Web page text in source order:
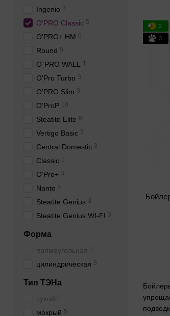
2
3
Ingenio 3
O'PRO Classic 5
O'PRO+ HM 6
Round 5
O`PRO WALL 1
O'Pro Turbo 3
O'PRO Slim 3
O'ProP 10
Steatite Elite 6
Vertigo Basic 3
Central Domestic 3
Classic 1
O'Pro+ 3
Nanto 4
Steatite Genius 3
Steatite Genius WI-FI 3
Форма
прямоугольная
цилиндрическая 5
Тип ТЭНа
сухой
мокрый 5